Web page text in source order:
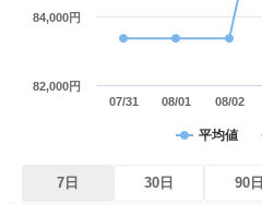
平均値
07/31 08/01 08/02
82,000円
84,000円
7日 30日 90日